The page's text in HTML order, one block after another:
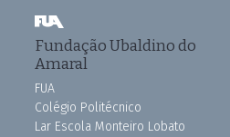
Fundação Ubaldino do
Amaral
FUA
Colégio Politécnico
Lar Escola Monteiro Lobato